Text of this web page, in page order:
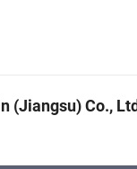
(Jiangsu) Co.,